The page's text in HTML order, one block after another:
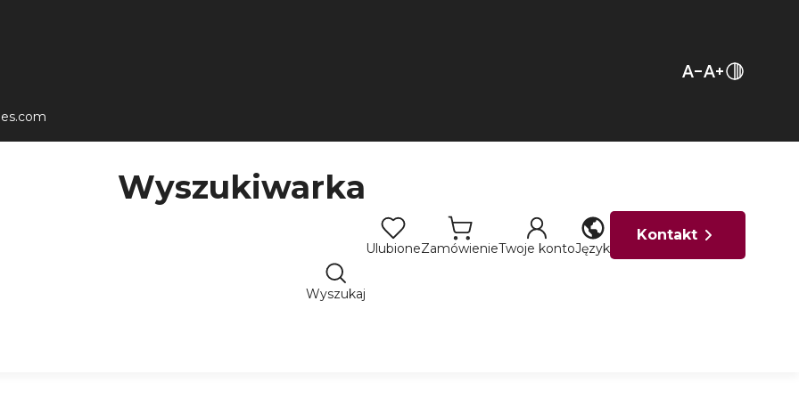
Wyszukiwarka
Wyszukaj
UlubioneZamówienieTwoje kontoJęzyk
Kontakt